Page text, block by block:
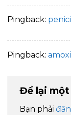
Pingback:
Pingback:
Để lại một
Bạn phải